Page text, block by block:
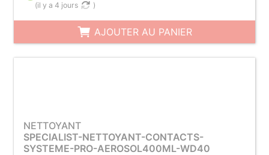
(il y a 4 jours )
AJOUTER AU PANIER
NETTOYANT
SPECIALIST-NETTOYANT-CONTACTS-
SYSTEME-PRO-AEROSOL400ML-WD40